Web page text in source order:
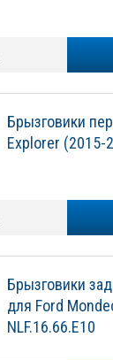
Брызговики
Explorer (2015-
Брызговики
для Ford
NLF.16.66.E10